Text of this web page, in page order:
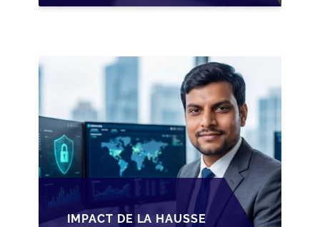
LES DIRIGEANTS DE
IMPACT DE LA HAUSSE